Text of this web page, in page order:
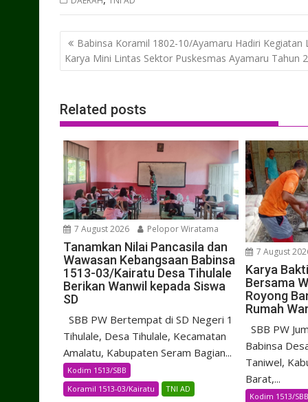
Post
navigation
Babinsa Koramil 1802-10/Ayamaru Hadiri Kegiatan
Karya Mini Lintas Sektor Puskesmas Ayamaru Tahun
Related posts
7 August 2026 Pelopor Wiratama
Tanamkan Nilai Pancasila dan
Wawasan Kebangsaan Babinsa
1513-03/Kairatu Desa Tihulale
Berikan Wanwil kepada Siswa
SD
SBB PW Bertempat di SD Negeri 1
Tihulale, Desa Tihulale, Kecamatan
Amalatu, Kabupaten Seram Bagian...
Kodim 1513/SBB
Koramil 1513-03/Kairatu
TNI AD
7 August
Karya
Bersama
Royong
Rumah
SBB PW
Babinsa
Taniwel,
Barat,...
Kodim 1513/